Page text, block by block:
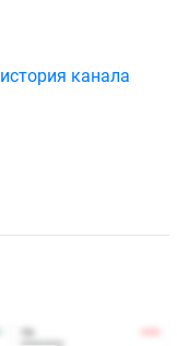
история канала